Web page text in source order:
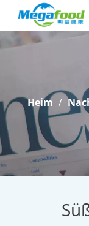
Heim /